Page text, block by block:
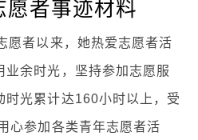
者事迹材料
愿者以来，她热爱志愿者活
余时光，坚持参加志愿服
时光累计达160小时以上，受
心参加各类青年志愿者活